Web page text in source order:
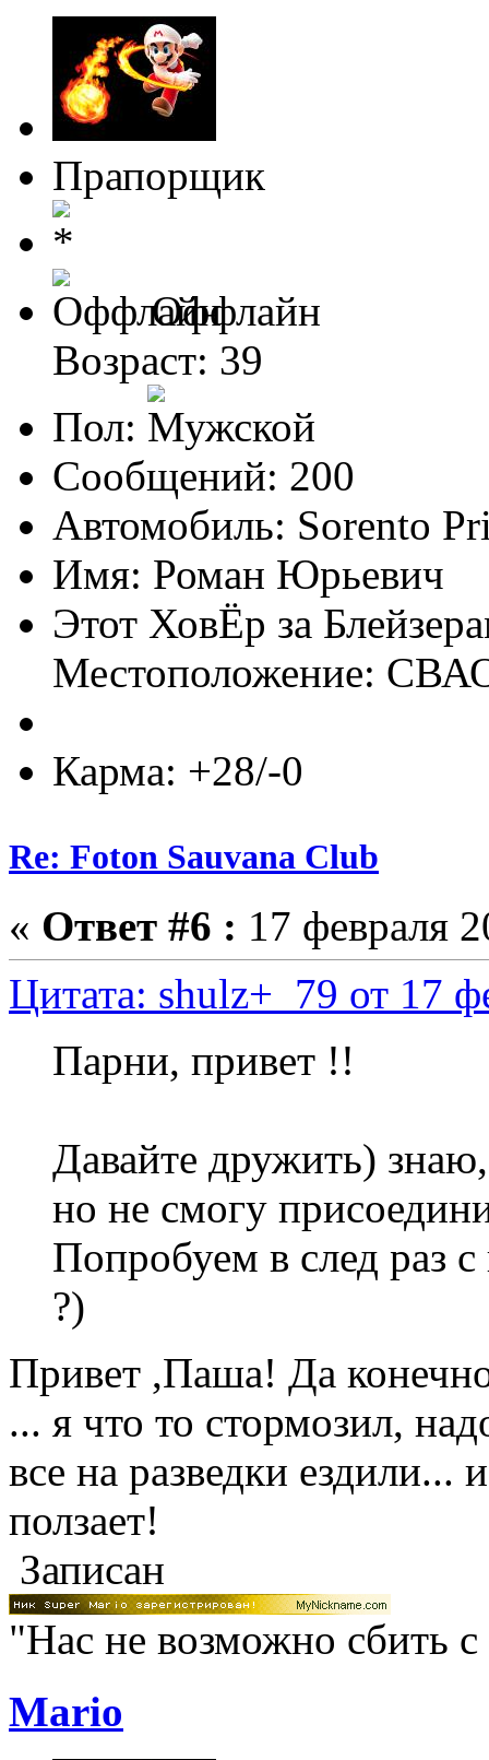
Прапорщик
Оффлайн
Возраст: 39
Пол:
Сообщений: 200
Автомобиль: Sorento
Имя: Роман Юрьевич
Этот ХовЁр за
Местоположение:
Карма: +28/-0
Re: Foton Sauvana Club
« Ответ #6 : 17 февраля
Цитата: shulz+_79 от 17
Парни, привет !!
Давайте дружить)
но не смогу
Попробуем в след раз
?)
Привет ,Паша! Да
... я что то стормозил,
все на разведки ездили...
ползает!
Записан
"Нас не возможно сбить
Mario